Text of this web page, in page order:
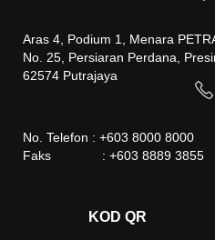
Aras 4, Podium 1, Menara
No. 25, Persiaran Perdana,
62574 Putrajaya
No. Telefon : +603 8000 8000
Faks : +603 8889 3855
KOD QR